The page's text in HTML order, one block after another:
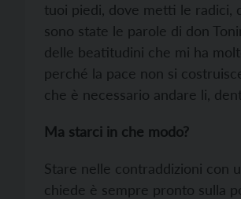
tuoi piedi, dove metti le radici,
sono state le parole di don
delle beatitudini che mi ha
perché la pace non si
che è necessario andare li,
Ma starci in che modo?
Stare nelle contraddizioni con
chiede è sempre pronto sulla